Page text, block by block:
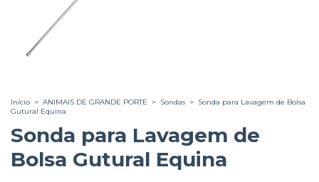
Início > ANIMAIS DE GRANDE PORTE > Sondas > Sonda para Lavagem de Bolsa
Gutural Equina
Sonda para Lavagem de
Bolsa Gutural Equina